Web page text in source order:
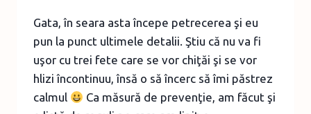
Gata, în seara asta începe petrecerea şi eu
pun la punct ultimele detalii. Ştiu că nu va fi
uşor cu trei fete care se vor chiţăi şi se vor
hlizi încontinuu, însă o să încerc să îmi păstrez
calmul
Ca măsură de prevenţie, am făcut şi